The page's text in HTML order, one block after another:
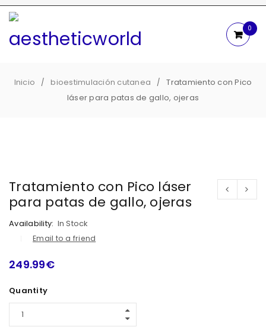
0
Inicio / bioestimulación cutanea /
Tratamiento con Pico
láser para patas de gallo, ojeras
Tratamiento con Pico láser
para patas de gallo, ojeras
Availability: In Stock
Email to a friend
249.99€
Quantity